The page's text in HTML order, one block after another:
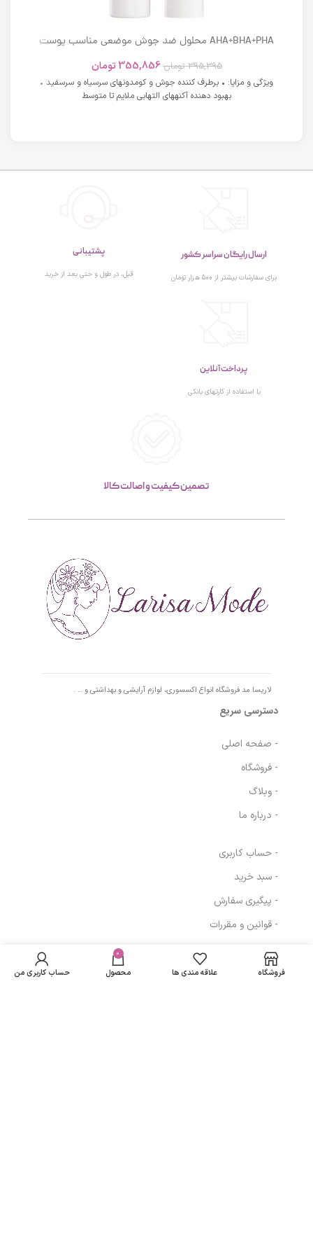
AHA+BHA+PHA محلول ضد جوش موضعی مناسب پوست
395,395 تومان 355,856 تومان
ویژگی و مزایا: • برطرف کننده جوش و کومدونهای سرسیاه و سرسفید •
بهبود دهنده آکنههای التهابی ملایم تا متوسط
ارسال رایگان سراسر کشور
برای سفارشات بیشتر از 500 هزار تومان
پشتیبانی
قبل، در طول و حتی بعد از خرید
پرداخت آنلاین
با استفاده از کارتهای بانکی
تصمین کیفیت و اصالت کالا
لاریسا مد فروشگاه انواع اکسسوری، لوازم آرایشی و بهداشتی و … .
دسترسی سریع
- صفحه اصلی
- فروشگاه
- وبلاگ
- درباره ما
- حساب کاربری
- سبد خرید
- پیگیری سفارش
- قوانین و مقررات
مسیرهای ارتباطی
کودک دافی مدل
تومان
56,304 تومان
باشد فروشگاه علاقه مندی ها
0
محصول حساب کاربری من